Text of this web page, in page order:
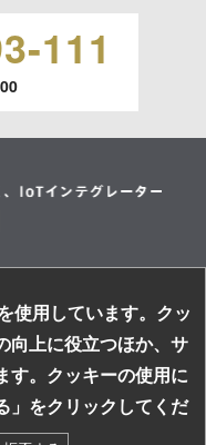
窓口へご連絡願いま
かった場合、情報の
得
111
ワードで検索！
使用しています。クッ
向上に役立つほか、サ
す。クッキーの使用に
」をクリックしてくだ